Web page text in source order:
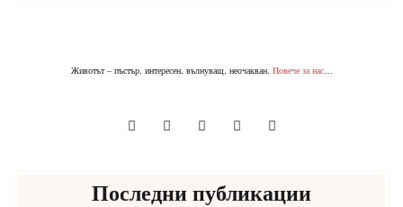
Животът – пъстър, интересен, вълнуващ, неочакван. Повече за нас…
Последни публикации